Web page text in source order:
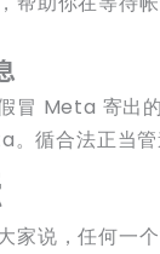
冒 Meta 寄出
循合法正当管
家说，任何一